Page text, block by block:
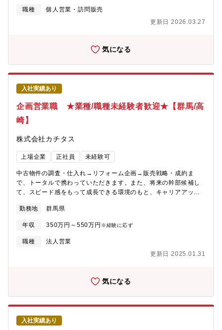
page=from_header～キャリア採用ページ～
https://www.daiwahouse.co.jp/recruit/freshers/index.html■働く
https://www.daiwahouse.co.jp/recruit/person/index.html
職種
個人営業・訪問販売
更新日 2026.03.27
気になる
入社実績あり
企画営業職 ★業種/職種未経験者歓迎★【群馬/高
崎】
株式会社カチタス
上場企業 正社員 未経験可
中古物件の調査・仕入れ→リフォーム企画→販売戦略・成約ま
で、トータルで携わっていただきます。また、将来の幹部候補し
て、スピード感をもって成長できる環境のもと、キャリアアップ
に赴き、「どのような方に住んでいただきたいか」お客様像をイ
メージしながら中古物件の仕入れを行います。(2)リフォーム企
画：お客様が住まいに求めることはなにかを考えながら、リフォ
ームのプランを立てていきます。(3)販売：自ら企画したリフォー
力】自身のアイディアを形にし、それを自らお客様に提案してい
直接感じることができるやりがいのある業務です。
勤務地 群馬県
年収 350万円～550万円 ※経験に応ず
職種
法人営業
更新日 2025.01.31
気になる
入社実績あり